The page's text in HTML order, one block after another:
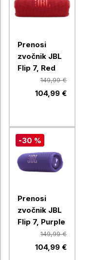
Prenosi
zvočnik JBL
Flip 7, Red
149,99 €
104,99 €
-30 %
Prenosi
zvočnik JBL
Flip 7, Purple
149,99 €
104,99 €